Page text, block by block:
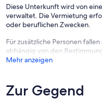
Diese Unterkunft wird von
verwaltet. Die Vermietung
oder beruflichen Zwecken.
Für zusätzliche Personen
abhängig von den
Mehr anzeigen
Zur Gegend